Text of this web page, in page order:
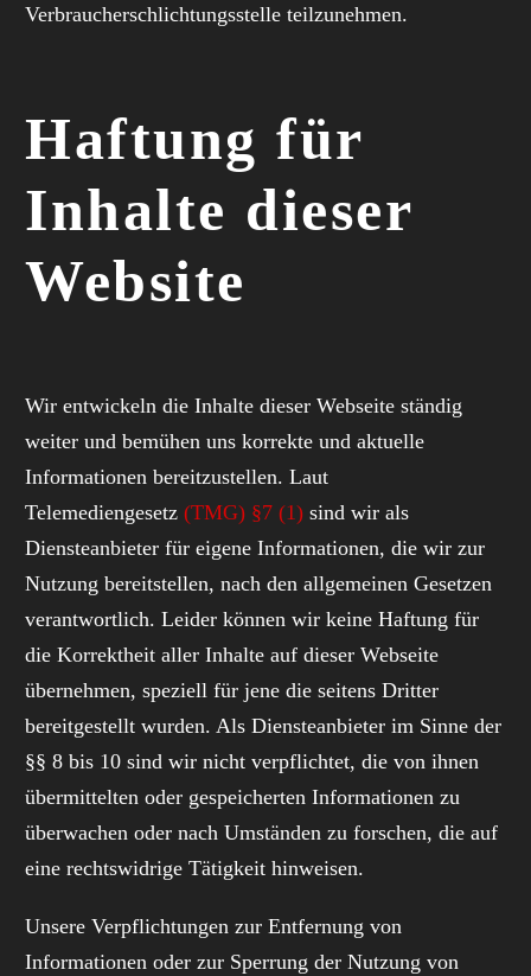
Verbraucherschlichtungsstelle teilzunehmen.
Haftung für
Inhalte dieser
Website
Wir entwickeln die Inhalte dieser Webseite ständig
weiter und bemühen uns korrekte und aktuelle
Informationen bereitzustellen. Laut
Telemediengesetz (TMG) §7 (1) sind wir als
Diensteanbieter für eigene Informationen, die wir zur
Nutzung bereitstellen, nach den allgemeinen Gesetzen
verantwortlich. Leider können wir keine Haftung für
die Korrektheit aller Inhalte auf dieser Webseite
übernehmen, speziell für jene die seitens Dritter
bereitgestellt wurden. Als Diensteanbieter im Sinne der
§§ 8 bis 10 sind wir nicht verpflichtet, die von ihnen
übermittelten oder gespeicherten Informationen zu
überwachen oder nach Umständen zu forschen, die auf
eine rechtswidrige Tätigkeit hinweisen.
Unsere Verpflichtungen zur Entfernung von
Informationen oder zur Sperrung der Nutzung von